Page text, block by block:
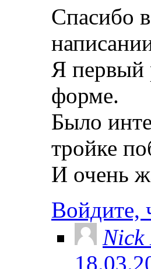
Спасибо
Я первый
форме.
Было
тройке
И очень
Войдите,
Nick